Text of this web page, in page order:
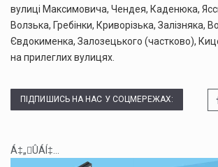
вулиці Максимовича, Чендея, Каденюка,
Волзька, Гребінки, Криворізька, Залізняка,
Євдокименка, Залозецького (частково),
на прилеглих вулицях.
ПІДПИШИСЬ НА НАС У СОЦМЕРЕЖАХ:
Á‡„ÛÁÍ‡...